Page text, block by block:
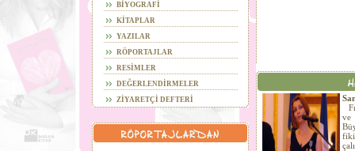
BİYOGRAFİ
KİTAPLAR
YAZILAR
RÖPORTAJLAR
RESİMLER
DEĞERLENDİRMELER
ZİYARETÇİ DEFTERİ
ve